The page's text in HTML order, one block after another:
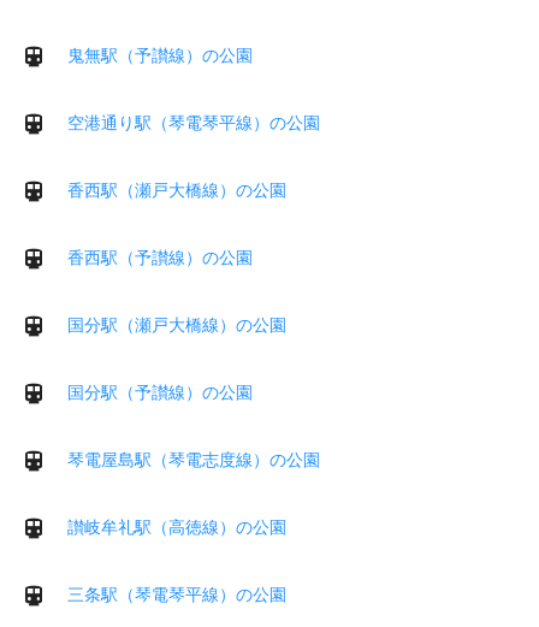
鬼無駅（予讃線）の公園
空港通り駅（琴電琴平線）の公園
香西駅（瀬戸大橋線）の公園
香西駅（予讃線）の公園
国分駅（瀬戸大橋線）の公園
国分駅（予讃線）の公園
琴電屋島駅（琴電志度線）の公園
讃岐牟礼駅（高徳線）の公園
三条駅（琴電琴平線）の公園